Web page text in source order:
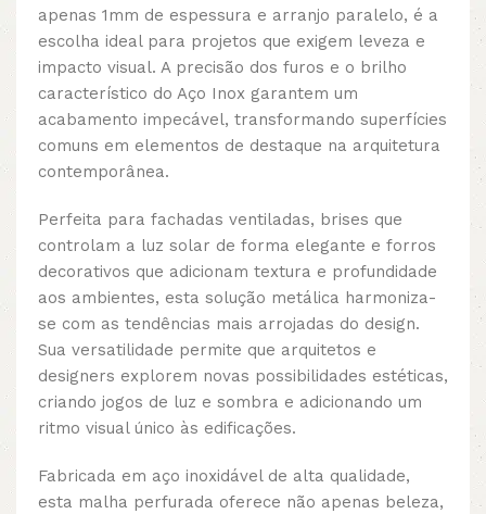
apenas 1mm de espessura e arranjo paralelo, é a
escolha ideal para projetos que exigem leveza e
impacto visual. A precisão dos furos e o brilho
característico do Aço Inox garantem um
acabamento impecável, transformando superfícies
comuns em elementos de destaque na arquitetura
contemporânea.
Perfeita para fachadas ventiladas, brises que
controlam a luz solar de forma elegante e forros
decorativos que adicionam textura e profundidade
aos ambientes, esta solução metálica harmoniza-
se com as tendências mais arrojadas do design.
Sua versatilidade permite que arquitetos e
designers explorem novas possibilidades estéticas,
criando jogos de luz e sombra e adicionando um
ritmo visual único às edificações.
Fabricada em aço inoxidável de alta qualidade,
esta malha perfurada oferece não apenas beleza,